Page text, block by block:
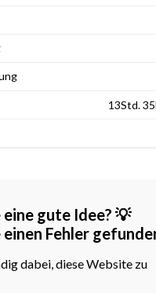
13Std.
eine gute Idee? 💡
einen Fehler
dabei, diese Website zu